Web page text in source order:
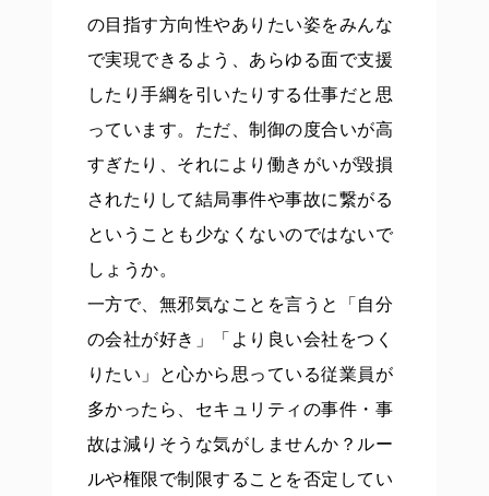
の目指す方向性やありたい姿をみんな
で実現できるよう、あらゆる面で支援
したり手綱を引いたりする仕事だと思
っています。ただ、制御の度合いが高
すぎたり、それにより働きがいが毀損
されたりして結局事件や事故に繋がる
ということも少なくないのではないで
しょうか。
一方で、無邪気なことを言うと「自分
の会社が好き」「より良い会社をつく
りたい」と心から思っている従業員が
多かったら、セキュリティの事件・事
故は減りそうな気がしませんか？ルー
ルや権限で制限することを否定してい